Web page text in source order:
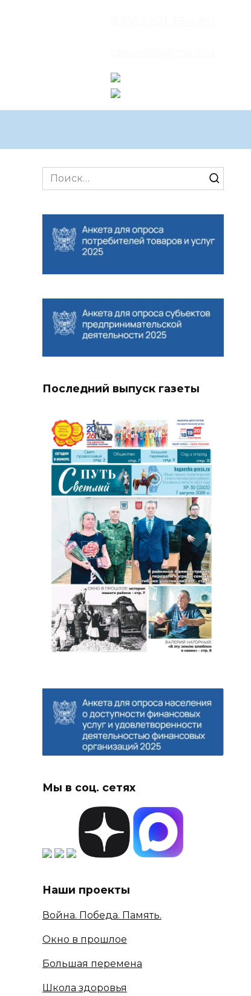
Search
for:
Последний выпуск газеты
Мы в соц. сетях
Наши проекты
Война. Победа. Память.
Окно в прошлое
Большая перемена
Школа здоровья